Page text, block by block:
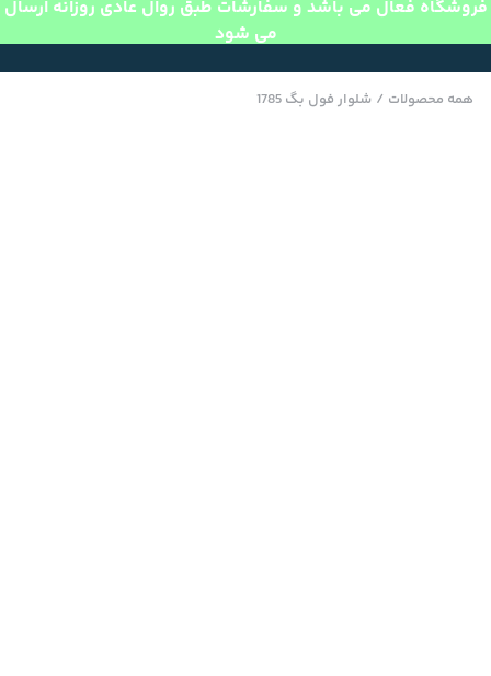
فروشگاه فعال می باشد و سفارشات طبق روال عادی روزانه ارسال
می شود
همه محصولات / شلوار فول بگ 1785